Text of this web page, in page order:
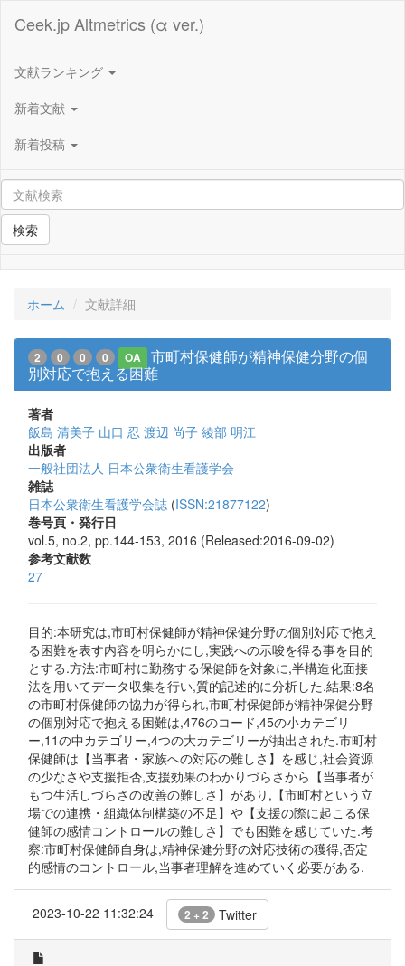
Ceek.jp Altmetrics (α ver.)
文献ランキング
新着文献
新着投稿
検索
ホーム 文献詳細
2 0 0 0 OA
市町村保健師が精神保健分野の個
別対応で抱える困難
著者
飯島 清美子 山口 忍 渡辺 尚子 綾部 明江
出版者
一般社団法人 日本公衆衛生看護学会
雑誌
日本公衆衛生看護学会誌 (ISSN:21877122)
巻号頁・発行日
vol.5, no.2, pp.144-153, 2016 (Released:2016-09-02)
参考文献数
27
目的:本研究は,市町村保健師が精神保健分野の個別対応で抱え
る困難を表す内容を明らかにし,実践への示唆を得る事を目的
とする.方法:市町村に勤務する保健師を対象に,半構造化面接
法を用いてデータ収集を行い,質的記述的に分析した.結果:8名
の市町村保健師の協力が得られ,市町村保健師が精神保健分野
の個別対応で抱える困難は,476のコード,45の小カテゴリ
ー,11の中カテゴリー,4つの大カテゴリーが抽出された.市町村
保健師は【当事者・家族への対応の難しさ】を感じ,社会資源
の少なさや支援拒否,支援効果のわかりづらさから【当事者が
もつ生活しづらさの改善の難しさ】があり,【市町村という立
場での連携・組織体制構築の不足】や【支援の際に起こる保
健師の感情コントロールの難しさ】でも困難を感じていた.考
察:市町村保健師自身は,精神保健分野の対応技術の獲得,否定
的感情のコントロール,当事者理解を進めていく必要がある.
2023-10-22 11:32:24 2 + 2 Twitter